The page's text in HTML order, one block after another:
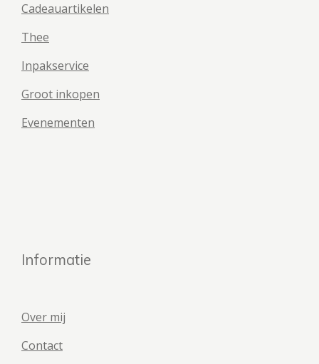
Cadeauartikelen
Thee
Inpakservice
Groot inkopen
Evenementen
Informatie
Over mij
Contact